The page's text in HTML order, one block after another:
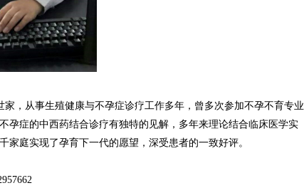
，从事生殖健康与不孕症诊疗工作多年，曾多次参加不孕不育专业
孕症的中西药结合诊疗有独特的见解，多年来理论结合临床医学实
家庭实现了孕育下一代的愿望，深受患者的一致好评。